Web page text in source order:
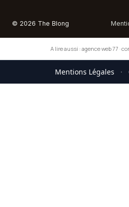
© 2026 The Blong
A lire aussi : agence web 77 ·
Mentions Légales ·